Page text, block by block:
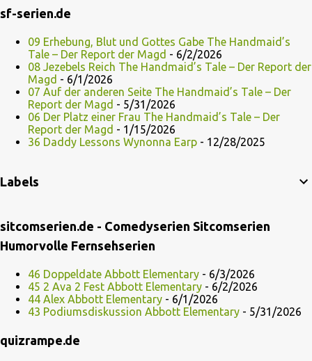
sf-serien.de
09 Erhebung, Blut und Gottes Gabe The Handmaid’s
Tale – Der Report der Magd - 6/2/2026
08 Jezebels Reich The Handmaid’s Tale – Der Report der
Magd - 6/1/2026
07 Auf der anderen Seite The Handmaid’s Tale – Der
Report der Magd - 5/31/2026
06 Der Platz einer Frau The Handmaid’s Tale – Der
Report der Magd - 1/15/2026
36 Daddy Lessons Wynonna Earp - 12/28/2025
Labels
sitcomserien.de - Comedyserien Sitcomserien
Humorvolle Fernsehserien
46 Doppeldate Abbott Elementary - 6/3/2026
45 2 Ava 2 Fest Abbott Elementary - 6/2/2026
44 Alex Abbott Elementary - 6/1/2026
43 Podiumsdiskussion Abbott Elementary - 5/31/2026
quizrampe.de